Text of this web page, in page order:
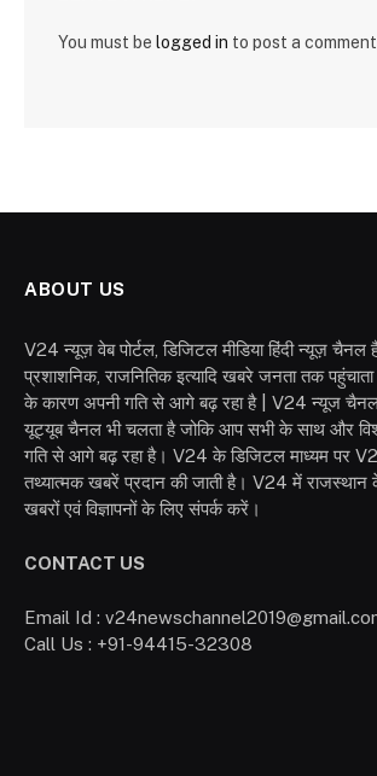
You must be logged in to post a
ABOUT US
V24 न्यूज़ वेब पोर्टल, डिजिटल मीडिया हिंदी न्यूज़
प्रशाशनिक, राजनितिक इत्यादि खबरे जनता तक
के कारण अपनी गति से आगे बढ़ रहा है | V24 न्यूज चैनल
यूट्यूब चैनल भी चलता है जोकि आप सभी के साथ और
गति से आगे बढ़ रहा है। V24 के डिजिटल माध्यम पर
तथ्यात्मक खबरें प्रदान की जाती है। V24 में
खबरों एवं विज्ञापनों के लिए संपर्क करें।
CONTACT US
Email Id :
Call Us : +91-94415-32308